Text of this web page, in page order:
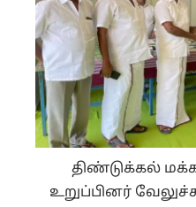
திண்டுக்கல்
உறுப்பினர்